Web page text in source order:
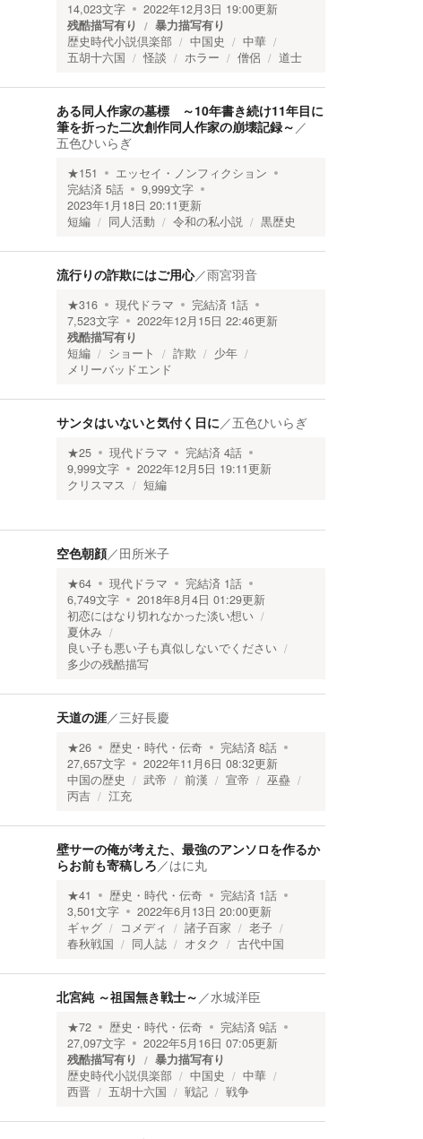
14,023文字 2022年12月3日 19:00更新
残酷描写有り
暴力描写有り
歴史時代小説倶楽部
中国史
中華
五胡十六国
怪談 ホラー 僧侶 道士
ある同人作家の墓標 ～10年書き続け11年目に
筆を折った二次創作同人作家の崩壊記録～ ／
五色ひいらぎ
★151
エッセイ・ノンフィクション
完結済 5話 9,999文字
2023年1月18日 20:11更新
短編
同人活動 令和の私小説 黒歴史
流行りの詐欺にはご用心／雨宮羽音
★316 現代ドラマ 完結済 1話
7,523文字 2022年12月15日 22:46更新
残酷描写有り
短編
ショート 詐欺
少年
メリーバッドエンド
サンタはいないと気付く日に／五色ひいらぎ
★25 現代ドラマ 完結済 4話
9,999文字 2022年12月5日 19:11更新
クリスマス
短編
空色朝顔／田所米子
★64 現代ドラマ 完結済 1話
6,749文字 2018年8月4日 01:29更新
初恋にはなり切れなかった淡い想い
夏休み
良い子も悪い子も真似しないでください
多少の残酷描写
天道の涯／三好長慶
★26 歴史・時代・伝奇 完結済 8話
27,657文字 2022年11月6日 08:32更新
中国の歴史
武帝 前漢 宣帝
巫蠱
丙吉
江充
壁サーの俺が考えた、最強のアンソロを作るか
らお前も寄稿しろ／はに丸
★41 歴史・時代・伝奇 完結済 1話
3,501文字 2022年6月13日 20:00更新
ギャグ
コメディ 諸子百家
老子
春秋戦国
同人誌 オタク 古代中国
北宮純 ～祖国無き戦士～ ／水城洋臣
★72 歴史・時代・伝奇 完結済 9話
27,097文字 2022年5月16日 07:05更新
残酷描写有り
暴力描写有り
歴史時代小説倶楽部
中国史
中華
西晋
五胡十六国 戦記 戦争